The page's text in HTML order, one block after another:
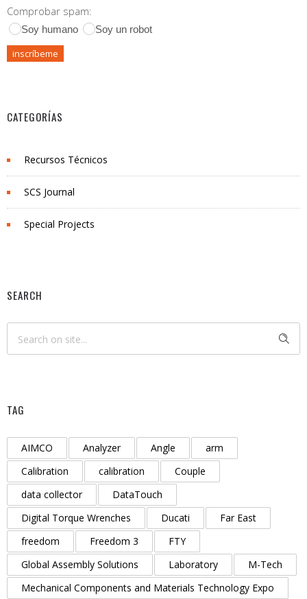
Comprobar spam:
Soy humano Soy un robot
CATEGORÍAS
Recursos Técnicos
SCS Journal
Special Projects
SEARCH
TAG
AIMCO Analyzer Angle
arm
Calibration
calibration
Couple
data collector
DataTouch
Digital Torque Wrenches
Ducati
Far East
freedom
Freedom 3
FTY
Global Assembly Solutions
Laboratory
M-Tech
Mechanical Components and Materials Technology Expo